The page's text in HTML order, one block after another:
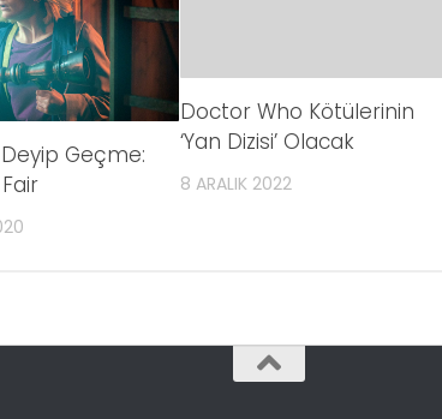
Geçme:
Doctor Who Kötülerinin
‘Yan Dizisi’ Olacak
8 ARALIK 2022